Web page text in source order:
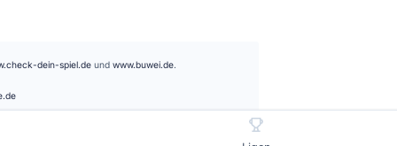
dein-spiel.de und www.buwei.de.